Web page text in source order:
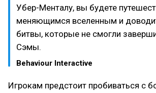
Убер-Менталу, вы будете
меняющимся вселенным и
битвы, которые не смогли
Сэмы.
Behaviour Interactive
Игрокам предстоит пробиваться с